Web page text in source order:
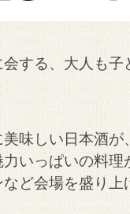
する、大人も
味しい日本酒
いっぱいの料
ど会場を盛り